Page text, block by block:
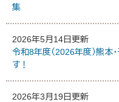
集
2026年5月14日更新
令和8年度（2026年度）熊本
す！
2026年3月19日更新